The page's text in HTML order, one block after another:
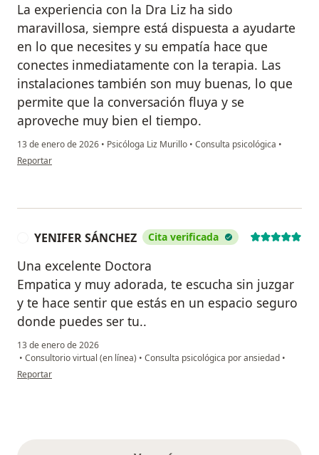
La experiencia con la Dra Liz ha sido
maravillosa, siempre está dispuesta a ayudarte
en lo que necesites y su empatía hace que
conectes inmediatamente con la terapia. Las
instalaciones también son muy buenas, lo que
permite que la conversación fluya y se
aproveche muy bien el tiempo.
13 de enero de 2026 • Psicóloga Liz Murillo • Consulta psicológica •
en opinión del usuario Esteban
Reportar
YENIFER SÁNCHEZ Cita verificada
Una excelente Doctora ‍
Empatica y muy adorada, te escucha sin juzgar
y te hace sentir que estás en un espacio seguro
donde puedes ser tu..
13 de enero de 2026
• Consultorio virtual (en línea) • Consulta psicológica por ansiedad •
en opinión del usuario YENIFER SÁNCHEZ
Reportar